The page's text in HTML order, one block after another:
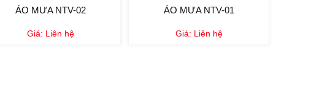
ÁO MƯA NTV-02
Giá: Liên hệ
ÁO MƯA NTV-01
Giá: Liên hệ